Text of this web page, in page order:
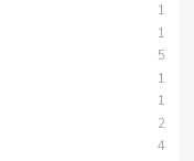
1
1
5
1
1
2
4